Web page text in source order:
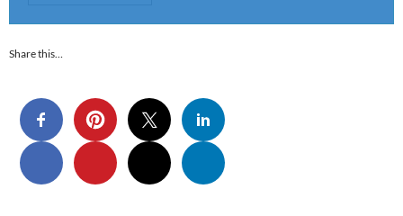
Share this…